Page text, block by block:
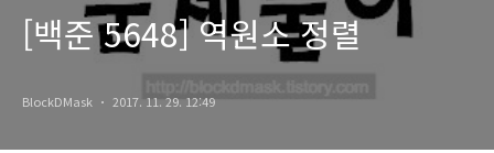
[백준 5648] 역원소 정렬
BlockDMask 2017. 11. 29. 12:49